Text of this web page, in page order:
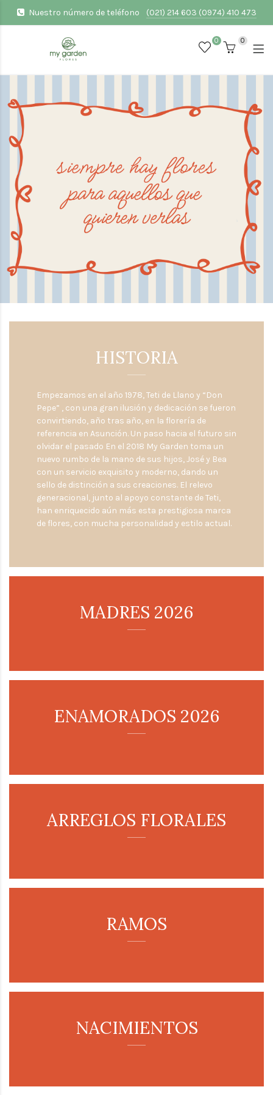
Nuestro número de teléfono (021) 214 603 (0974) 410 473
0 0
HISTORIA
Empezamos en el año 1978, Teti de Llano y “Don
Pepe” , con una gran ilusión y dedicación se fueron
convirtiendo, año tras año, en la florería de
referencia en Asunción. Un paso hacia el futuro sin
olvidar el pasado En el 2018 My Garden toma un
nuevo rumbo de la mano de sus hijos, José y Bea
con un servicio exquisito y moderno, dando un
sello de distinción a sus creaciones. El relevo
generacional, junto al apoyo constante de Teti,
han enriquecido aún más esta prestigiosa marca
de flores, con mucha personalidad y estilo actual.
MADRES 2026
ENAMORADOS 2026
ARREGLOS FLORALES
RAMOS
NACIMIENTOS